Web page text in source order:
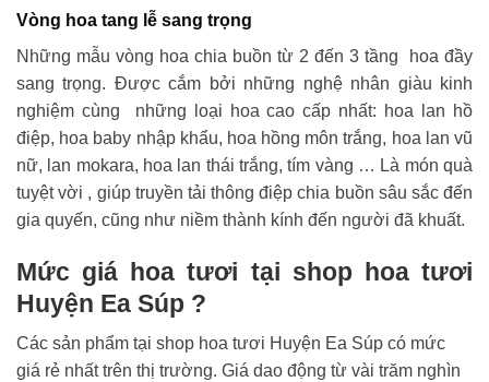
Vòng hoa tang lễ sang trọng
Những mẫu vòng hoa chia buồn từ 2 đến 3 tầng hoa đầy
sang trọng. Được cắm bởi những nghệ nhân giàu kinh
nghiệm cùng những loại hoa cao cấp nhất: hoa lan hồ
điệp, hoa baby nhập khẩu, hoa hồng môn trắng, hoa lan vũ
nữ, lan mokara, hoa lan thái trắng, tím vàng … Là món quà
tuyệt vời , giúp truyền tải thông điệp chia buồn sâu sắc đến
gia quyến, cũng như niềm thành kính đến người đã khuất.
Mức giá hoa tươi tại shop hoa tươi
Huyện Ea Súp ?
Các sản phẩm tại shop hoa tươi Huyện Ea Súp có mức
giá rẻ nhất trên thị trường. Giá dao động từ vài trăm nghìn